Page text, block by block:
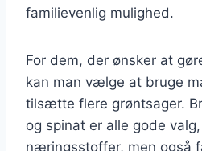
familievenlig mulighed.
For dem, der ønsker at
kan man vælge at bruge
tilsætte flere grøntsager.
og spinat er alle gode
næringsstoffer, men også